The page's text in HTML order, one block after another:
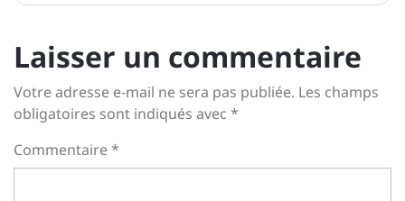
Laisser un commentaire
Votre adresse e-mail ne sera pas publiée. Les champs
obligatoires sont indiqués avec *
Commentaire*